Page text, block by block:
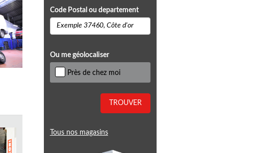
Code Postal ou departement
Ou me géolocaliser
Près de chez moi
TROUVER
Tous nos magasins